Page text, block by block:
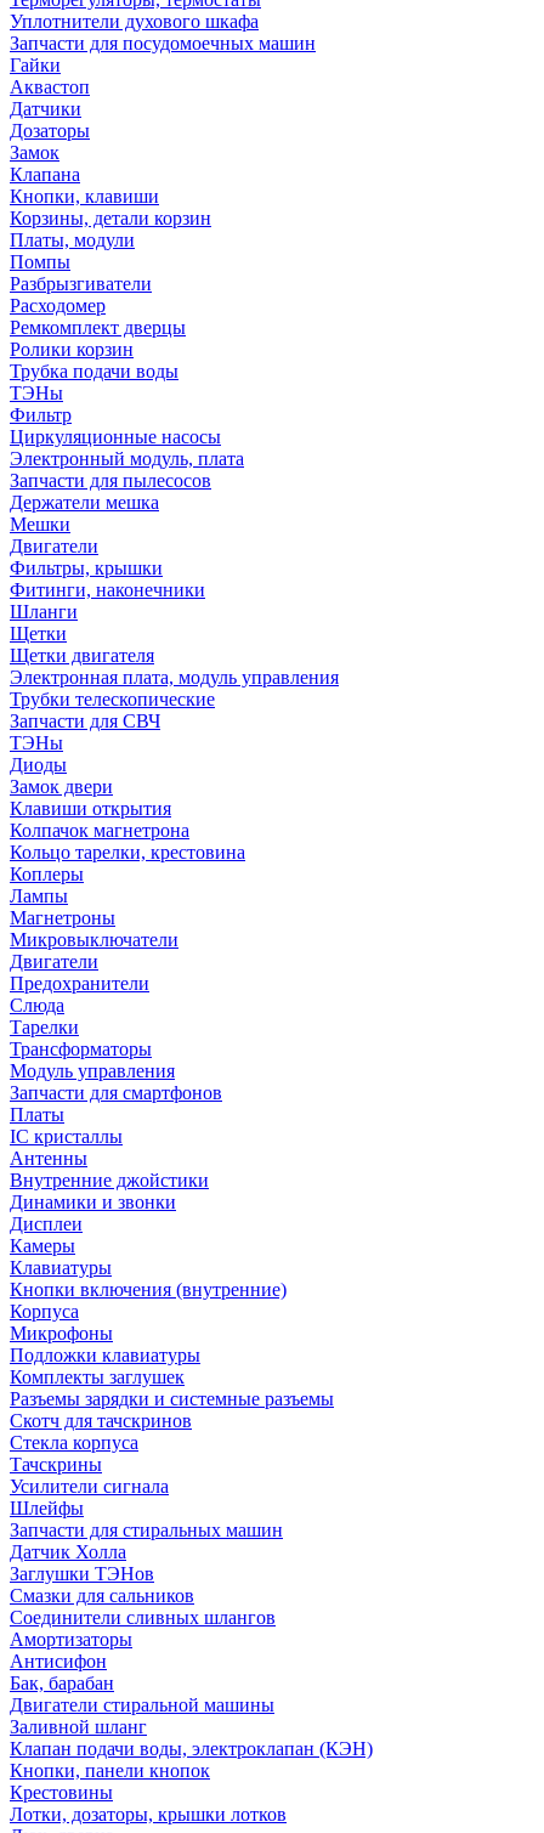
Уплотнители духового шкафа
Запчасти для посудомоечных машин
Гайки
Аквастоп
Датчики
Дозаторы
Замок
Клапана
Кнопки, клавиши
Корзины, детали корзин
Платы, модули
Помпы
Разбрызгиватели
Расходомер
Ремкомплект дверцы
Ролики корзин
Трубка подачи воды
ТЭНы
Фильтр
Циркуляционные насосы
Электронный модуль, плата
Запчасти для пылесосов
Держатели мешка
Мешки
Двигатели
Фильтры, крышки
Фитинги, наконечники
Шланги
Щетки
Щетки двигателя
Электронная плата, модуль управления
Трубки телескопические
Запчасти для СВЧ
ТЭНы
Диоды
Замок двери
Клавиши открытия
Колпачок магнетрона
Кольцо тарелки, крестовина
Коплеры
Лампы
Магнетроны
Микровыключатели
Двигатели
Предохранители
Слюда
Тарелки
Трансформаторы
Модуль управления
Запчасти для смартфонов
Платы
IC кристаллы
Антенны
Внутренние джойстики
Динамики и звонки
Дисплеи
Камеры
Клавиатуры
Кнопки включения (внутренние)
Корпуса
Микрофоны
Подложки клавиатуры
Комплекты заглушек
Разъемы зарядки и системные разъемы
Скотч для тачскринов
Стекла корпуса
Тачскрины
Усилители сигнала
Шлейфы
Запчасти для стиральных машин
Датчик Холла
Заглушки ТЭНов
Смазки для сальников
Соединители сливных шлангов
Амортизаторы
Антисифон
Бак, барабан
Двигатели стиральной машины
Заливной шланг
Клапан подачи воды, электроклапан (КЭН)
Кнопки, панели кнопок
Крестовины
Лотки, дозаторы, крышки лотков